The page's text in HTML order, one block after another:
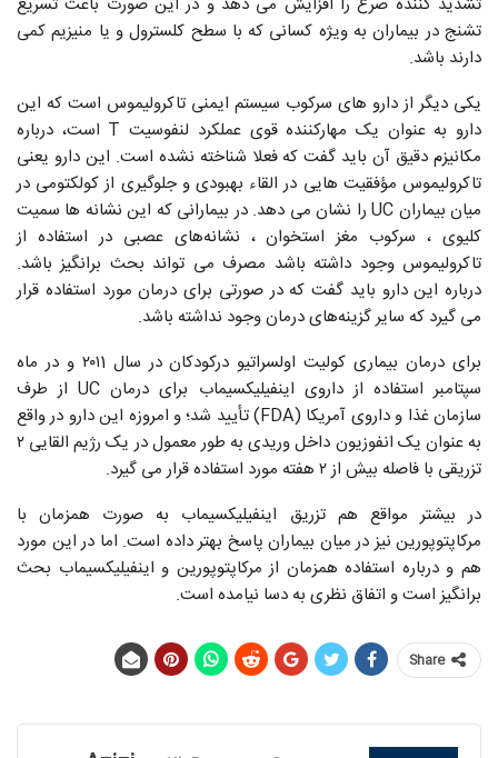
تشنج در بیماران به ویژه کسانی که با سطح کلسترول و یا منیزیم کمی
دارند باشد.
یکی دیگر از دارو های سرکوب سیستم ایمنی تاکرولیموس است که این
دارو به عنوان یک مهارکننده قوی عملکرد لنفوسیت T است، درباره
مکانیزم دقیق آن باید گفت که فعلا شناخته نشده است. این دارو یعنی
تاکرولیموس مؤفقیت‌ هایی در القاء بهبودی و جلوگیری از کولکتومی در
میان بیماران UC را نشان می دهد. در بیمارانی که این نشانه ها سمیت
کلیوی ، سرکوب مغز استخوان ، نشانه‌های عصبی در استفاده از
تاکرولیموس وجود داشته باشد مصرف می تواند بحث برانگیز باشد.
درباره این دارو باید گفت که در صورتی برای درمان مورد استفاده قرار
می گیرد که سایر گزینه‌های درمان وجود نداشته باشد.
برای درمان بیماری کولیت اولسراتیو درکودکان در سال ۲۰۱1 و در ماه
سپتامبر استفاده از داروی اینفیلیکسیماب برای درمان UC از طرف
سازمان غذا و داروی آمریکا (FDA) تأیید شد؛ و امروزه این دارو در واقع
به عنوان یک انفوزیون داخل وریدی به طور معمول در یک رژیم القایی ۲
تزریقی با فاصله بیش از ۲ هفته مورد استفاده قرار می گیرد.
در بیشتر مواقع هم تزریق اینفیلیکسیماب به صورت همزمان با
مرکاپتوپورین نیز در میان بیماران پاسخ بهتر داده است. اما در این مورد
هم و درباره استفاده همزمان از مرکاپتوپورین و اینفیلیکسیماب بحث
برانگیز است و اتفاق نظری به دسا نیامده است.
Share